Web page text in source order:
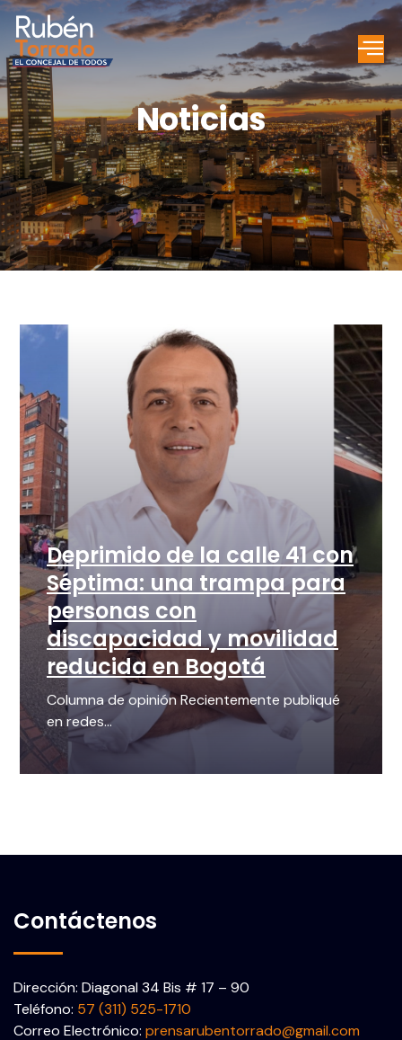
Noticias
Deprimido de la calle 41 con
Séptima: una trampa para
personas con
discapacidad y movilidad
reducida en Bogotá
Columna de opinión Recientemente publiqué
en redes...
Contáctenos
Dirección: Diagonal 34 Bis # 17 – 90
Teléfono: 57 (311) 525-1710
Correo Electrónico: prensarubentorrado@gmail.com